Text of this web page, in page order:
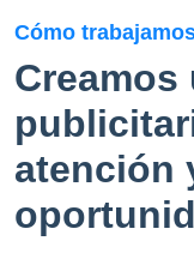
Cómo
Creamos
atención